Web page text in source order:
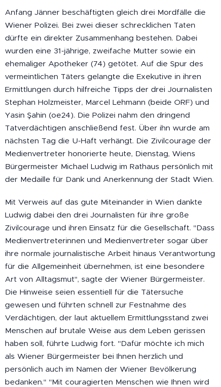
Anfang Jänner beschäftigten gleich drei Mordfälle die
Wiener Polizei. Bei zwei dieser schrecklichen Taten
dürfte ein direkter Zusammenhang bestehen. Dabei
wurden eine 31-jährige, zweifache Mutter sowie ein
ehemaliger Apotheker (74) getötet. Auf die Spur des
vermeintlichen Täters gelangte die Exekutive in ihren
Ermittlungen durch hilfreiche Tipps der drei Journalisten
Stephan Holzmeister, Marcel Lehmann (beide ORF) und
Yasin Şahin (oe24). Die Polizei nahm den dringend
Tatverdächtigen anschließend fest. Über ihn wurde am
nächsten Tag die U-Haft verhängt. Die Zivilcourage der
Medienvertreter honorierte heute, Dienstag, Wiens
Bürgermeister Michael Ludwig im Rathaus persönlich mit
der Medaille für Dank und Anerkennung der Stadt Wien.
Mit Verweis auf das gute Miteinander in Wien dankte
Ludwig dabei den drei Journalisten für ihre große
Zivilcourage und ihren Einsatz für die Gesellschaft. "Dass
Medienvertreterinnen und Medienvertreter sogar über
ihre normale journalistische Arbeit hinaus Verantwortung
für die Allgemeinheit übernehmen, ist eine besondere
Art von Alltagsmut", sagte der Wiener Bürgermeister.
Die Hinweise seien essentiell für die Tätersuche
gewesen und führten schnell zur Festnahme des
Verdächtigen, der laut aktuellem Ermittlungsstand zwei
Menschen auf brutale Weise aus dem Leben gerissen
haben soll, führte Ludwig fort. "Dafür möchte ich mich
als Wiener Bürgermeister bei Ihnen herzlich und
persönlich auch im Namen der Wiener Bevölkerung
bedanken." "Mit couragierten Menschen wie Ihnen wird